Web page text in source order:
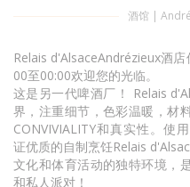
酒馆 |
Relais d'AlsaceAndrézieux酒
00至00:00欢迎您的光临。
这是另一代啤酒厂！ Relais
界，注重细节，色彩温暖，材
CONVIVIALITY和真实性。使
证优质的自制烹饪Relais
文化和体育活动的独特环境，
和私人派对！